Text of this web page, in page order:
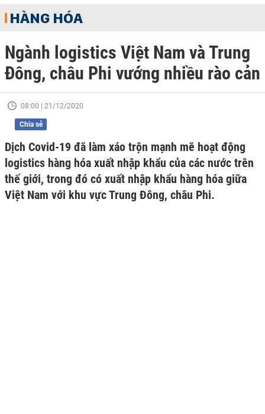
HÀNG HÓA
Ngành logistics Việt Nam và Trung
Đông, châu Phi vướng nhiều rào cản
08:00 | 21/12/2020
Chia sẻ
Dịch Covid-19 đã làm xáo trộn mạnh mẽ hoạt động
logistics hàng hóa xuất nhập khẩu của các nước trên
thế giới, trong đó có xuất nhập khẩu hàng hóa giữa
Việt Nam với khu vực Trung Đông, châu Phi.